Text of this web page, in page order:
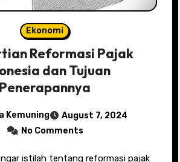
Ekonomi
Reformasi Pajak
dan Tujuan
Penerapannya
Kemuning
August 7, 2024
No Comments